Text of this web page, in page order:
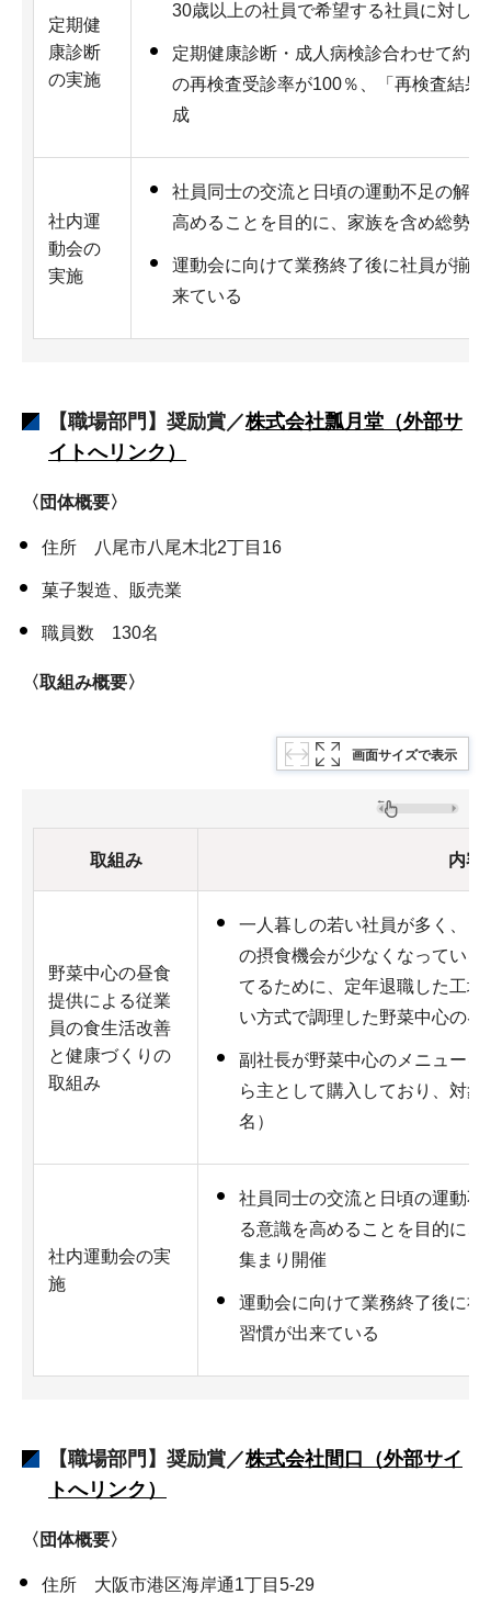
定期健
康診断
の実施
30歳以上の社員で希望する社員に対し
定期健康診断・成人病検診合わせて約
の再検査受診率が100％、「再検査結果
成
社内運
動会の
実施
社員同士の交流と日頃の運動不足の解
高めることを目的に、家族を含め総勢
運動会に向けて業務終了後に社員が揃
来ている
【職場部門】奨励賞／株式会社瓢月堂 （外部サ
イトへリンク）
〈団体概要〉
住所 八尾市八尾木北2丁目16
菓子製造、販売業
職員数 130名
〈取組み概要〉
画面サイズで表示
取組み 内容
野菜中心の昼食
提供による従業
員の食生活改善
と健康づくりの
取組み
一人暮しの若い社員が多く、
の摂食機会が少なくなってい
てるために、定年退職した工
い方式で調理した野菜中心の昼
副社長が野菜中心のメニュー
ら主として購入しており、対
名）
社内運動会の実
施
社員同士の交流と日頃の運動
る意識を高めることを目的に
集まり開催
運動会に向けて業務終了後に
習慣が出来ている
【職場部門】奨励賞／株式会社間口（外部サイ
トへリンク）
〈団体概要〉
住所 大阪市港区海岸通1丁目5-29